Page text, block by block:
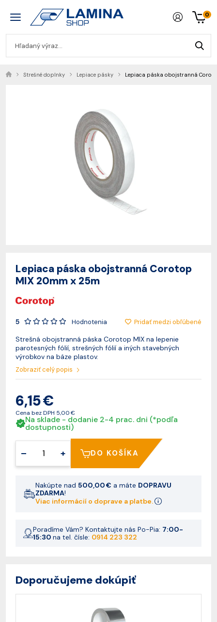
0
Strešné doplnky Lepiace pásky Lepiaca páska obojstranná
Lepiaca páska obojstranná Corotop
MIX 20mm x 25m
5 Hodnotenia Pridať medzi obľúbené
Strešná obojstranná páska Corotop MIX na lepenie
parotesných fólií, strešných fólií a iných stavebných
výrobkov na báze plastov.
Zobraziť celý popis
6,15 €
Cena bez DPH 5,00 €
Na sklade - dodanie 2-4 prac. dni (*podľa
dostupnosti)
– + DO KOŠÍKA
Nakúpte nad 500,00 € a máte DOPRAVU
ZDARMA!
Viac informácií o doprave a platbe.
Poradíme Vám? Kontaktujte nás Po-Pia: 7:00-
15:30 na tel. čísle: 0914 223 322
Doporučujeme dokúpiť